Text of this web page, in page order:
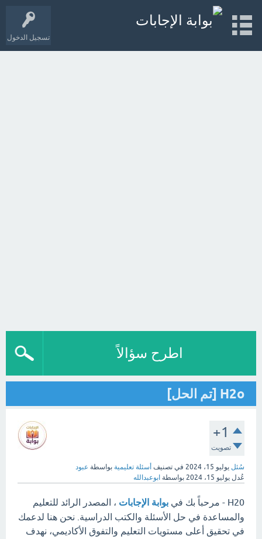
تسجيل الدخول
اطرح سؤالاً
H2o [تم الحل]
+1
تصويت
سُئل يوليو 15، 2024 في تصنيف أسئلة تعليمية بواسطة عبود
عُدل يوليو 15، 2024 بواسطة ابوعبدالله
H20 - مرحباً بك في بوابة الإجابات ، المصدر الرائد للتعليم
والمساعدة في حل الأسئلة والكتب الدراسية. نحن هنا لدعمك
في تحقيق أعلى مستويات التعليم والتفوق الأكاديمي، نهدف